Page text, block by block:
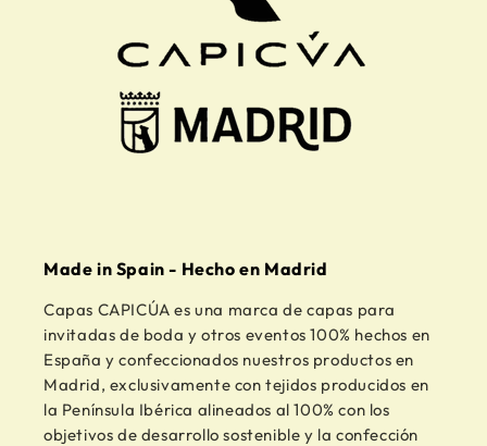
Made in Spain - Hecho en Madrid
Capas CAPICÚA es una marca de capas para
invitadas de boda y otros eventos 100% hechos en
España y confeccionados nuestros productos en
Madrid, exclusivamente con tejidos producidos en
la Península Ibérica alineados al 100% con los
objetivos de desarrollo sostenible y la confección